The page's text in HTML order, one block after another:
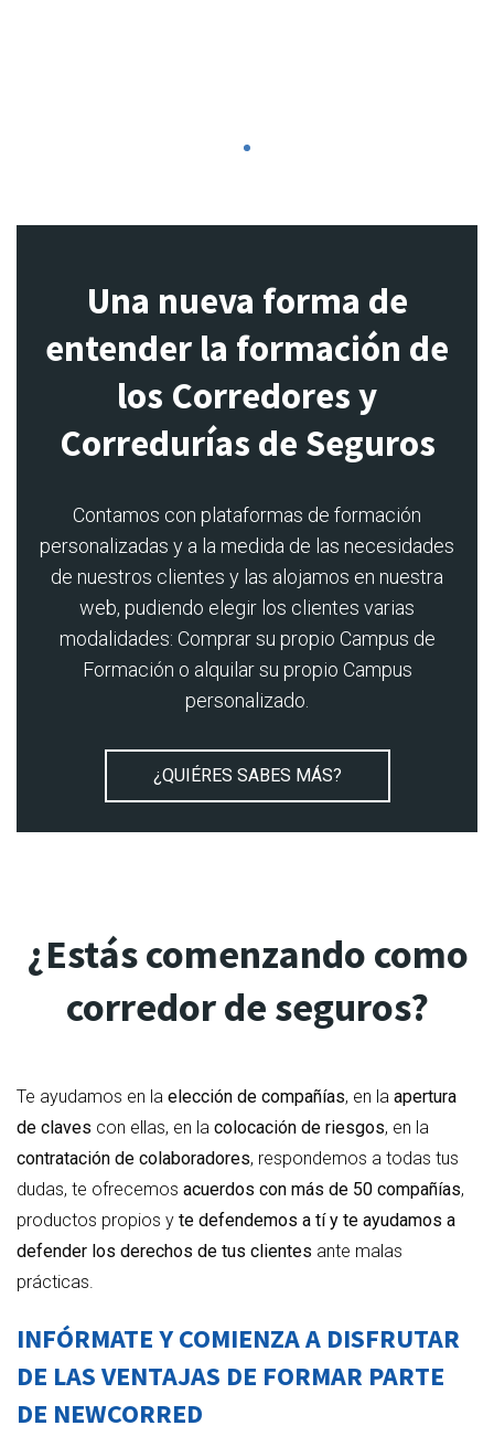
Una nueva forma de
entender la formación de
los Corredores y
Corredurías de Seguros
Contamos con plataformas de formación
personalizadas y a la medida de las necesidades
de nuestros clientes y las alojamos en nuestra
web, pudiendo elegir los clientes varias
modalidades: Comprar su propio Campus de
Formación o alquilar su propio Campus
personalizado.
¿QUIÉRES SABES MÁS?
¿Estás comenzando como
corredor de seguros?
Te ayudamos en la elección de compañías, en la apertura
de claves con ellas, en la colocación de riesgos, en la
contratación de colaboradores, respondemos a todas tus
dudas, te ofrecemos acuerdos con más de 50 compañías,
productos propios y te defendemos a tí y te ayudamos a
defender los derechos de tus clientes ante malas
prácticas.
INFÓRMATE Y COMIENZA A DISFRUTAR
DE LAS VENTAJAS DE FORMAR PARTE
DE NEWCORRED